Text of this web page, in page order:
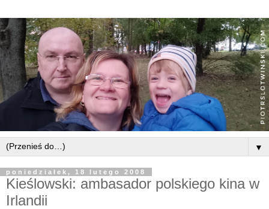
▼
poniedziałek, 18 lutego 2008
Kieślowski: ambasador polskiego kina w
Irlandii